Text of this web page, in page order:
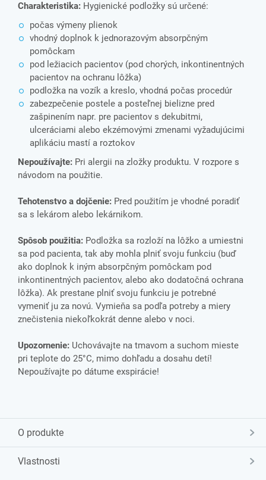
Charakteristika: Hygienické podložky sú určené:
počas výmeny plienok
vhodný doplnok k jednorazovým absorpčným
pomôckam
pod ležiacich pacientov (pod chorých, inkontinentných
pacientov na ochranu lôžka)
podložka na vozík a kreslo, vhodná počas procedúr
zabezpečenie postele a posteľnej bielizne pred
zašpinením napr. pre pacientov s dekubitmi,
ulceráciami alebo ekzémovými zmenami vyžadujúcimi
aplikáciu mastí a roztokov
Nepoužívajte: Pri alergii na zložky produktu. V rozpore s
návodom na použitie.
Tehotenstvo a dojčenie: Pred použitím je vhodné poradiť
sa s lekárom alebo lekárnikom.
Spôsob použitia: Podložka sa rozloží na lôžko a umiestni
sa pod pacienta, tak aby mohla plniť svoju funkciu (buď
ako doplnok k iným absorpčným pomôckam pod
inkontinentných pacientov, alebo ako dodatočná ochrana
lôžka). Ak prestane plniť svoju funkciu je potrebné
vymeniť ju za novú. Vymieňa sa podľa potreby a miery
znečistenia niekoľkokrát denne alebo v noci.
Upozornenie: Uchovávajte na tmavom a suchom mieste
pri teplote do 25°C, mimo dohľadu a dosahu detí!
Nepoužívajte po dátume exspirácie!
O produkte
Vlastnosti